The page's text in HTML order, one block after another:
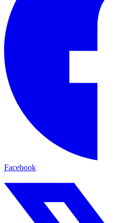
Facebook